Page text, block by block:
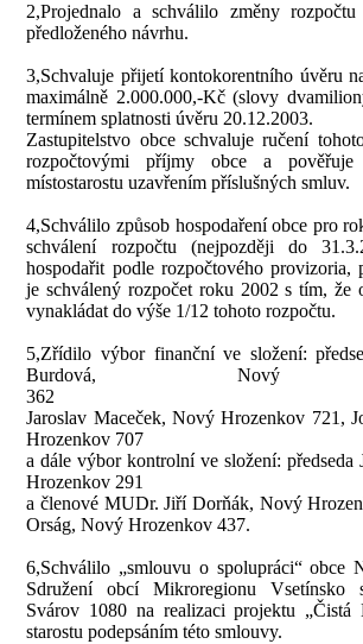
2,Projednalo a schválilo změny
předloženého návrhu.
3,Schvaluje přijetí kontokorentního úvěru
maximálně 2.000.000,-Kč (slovy
termínem splatnosti úvěru 20.12.2003.
Zastupitelstvo obce schvaluje ručení
rozpočtovými příjmy obce a
místostarostu uzavřením příslušných smluv.
4,Schválilo způsob hospodaření obce pro
schválení rozpočtu (nejpozději do
hospodařit podle rozpočtového provizoria,
je schválený rozpočet roku 2002 s tím, že
vynakládat do výše 1/12 tohoto rozpočtu.
5,Zřídilo výbor finanční ve složení:
Burdová, Nový
362
Jaroslav Maceček, Nový Hrozenkov 721,
Hrozenkov 707
a dále výbor kontrolní ve složení:
Hrozenkov 291
a členové MUDr. Jiří Dorňák, Nový
Orság, Nový Hrozenkov 437.
6,Schválilo „smlouvu o spolupráci“ obce
Sdružení obcí Mikroregionu Vsetínsko
Svárov 1080 na realizaci projektu „Čistá
starostu podepsáním této smlouvy.